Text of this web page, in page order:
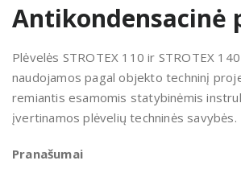
Antikondensacinė
Plėvelės STROTEX 110 ir STROTEX
naudojamos pagal objekto techninį
remiantis esamomis statybinėmis
įvertinamos plėvelių techninės savybės.
Pranašumai